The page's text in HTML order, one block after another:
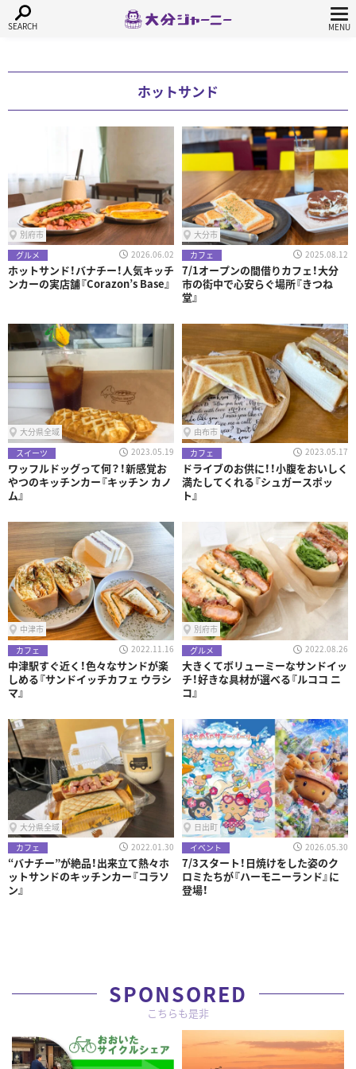
ホットサンド
別府市
グルメ
2026.06.02
ホットサンド！バナチー！人気キッチ
ンカーの実店舗『⁡Corazon’s Base』
大分市
カフェ
2025.08.12
7/1オープンの間借りカフェ！大分
市の街中で心安らぐ場所『きつね
堂』
大分県全域
スイーツ
2023.05.19
ワッフルドッグって何？！新感覚お
やつのキッチンカー『キッチン カノ
ム』
由布市
カフェ
2023.05.17
ドライブのお供に！！小腹をおいしく
満たしてくれる『シュガースポッ
ト』
中津市
カフェ
2022.11.16
中津駅すぐ近く！色々なサンドが楽
しめる『サンドイッチカフェ ウラシ
マ』
別府市
グルメ
2022.08.26
大きくてボリューミーなサンドイッ
チ！好きな具材が選べる『ルココ ニ
コ』
大分県全域
カフェ
2022.01.30
“バナチー”が絶品！出来立て熱々ホ
ットサンドのキッチンカー『コラソ
ン』
日出町
イベント
2026.05.30
7/3スタート！日焼けをした姿のク
ロミたちが『ハーモニーランド』に
登場！
SPONSORED
こちらも是非